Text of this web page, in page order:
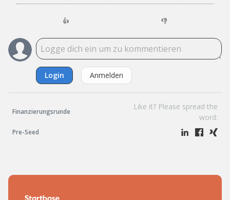
👍 👎
Login Anmelden
Finanzierungsrunde
Pre-Seed
Like it? Please spread the
word: